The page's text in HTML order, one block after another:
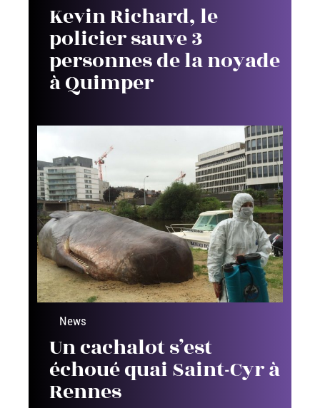
Kevin Richard, le
policier sauve 3
personnes de la noyade
à Quimper
News
Un cachalot s’est
échoué quai Saint-Cyr à
Rennes